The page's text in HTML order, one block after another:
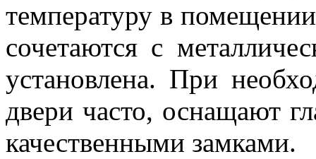
температуру в
сочетаются с
установлена. При
двери часто, оснащают
качественными замками.